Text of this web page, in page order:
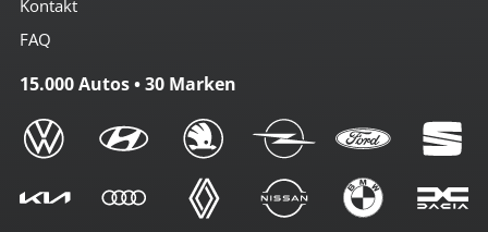
Kontakt
FAQ
15.000 Autos • 30 Marken